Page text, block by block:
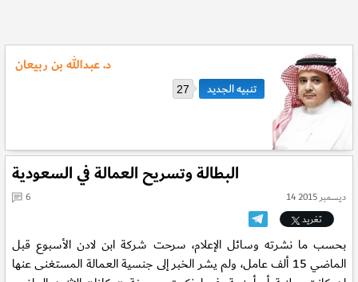
د. عبدالله بن ربيعان
27
البطالة وتسريح العمالة في السعودية
14 ديسمبر 2015
6
تغريد
بحسب ما نشرته وسائل الإعلام، سرحت شركة ابن لادن الأسبوع قبل
الماضي 15 ألف عامل، ولم يشر الخبر إلى جنسية العمالة المستغنى عنها